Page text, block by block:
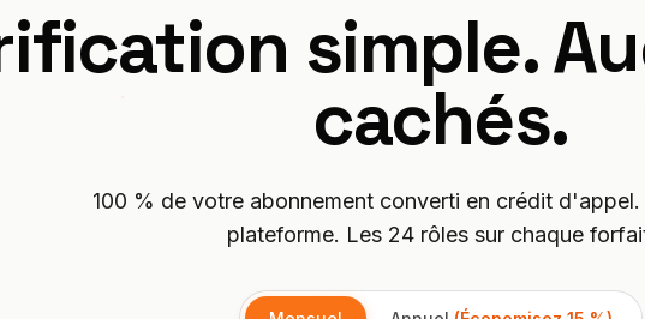
simple.
cachés.
100 % de votre abonnement converti en crédit
plateforme. Les 24 rôles sur chaque